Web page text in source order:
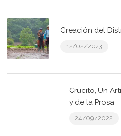
Creación del
12/02/2023
Crucito, Un
y de la Prosa
24/09/2022